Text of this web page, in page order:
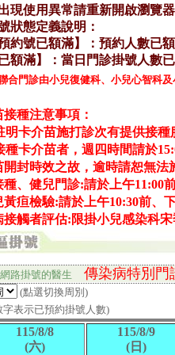
合門診由小兒復健科、小兒心智科
接種注意事項：
卡介苗施打診次有提供接種
卡介苗者，週四時間請於
封時效之故，逾時請恕無法
種、健兒門診:請於上午11:00
黃疸檢驗:請於上午10:30前、
接觸者評估:限掛小兒感染科
路掛號的醫生 傳染病特別門
(點選切換周別)
字表示已預約掛號人數)
115/8/8
(六)
115/8/9
(日)